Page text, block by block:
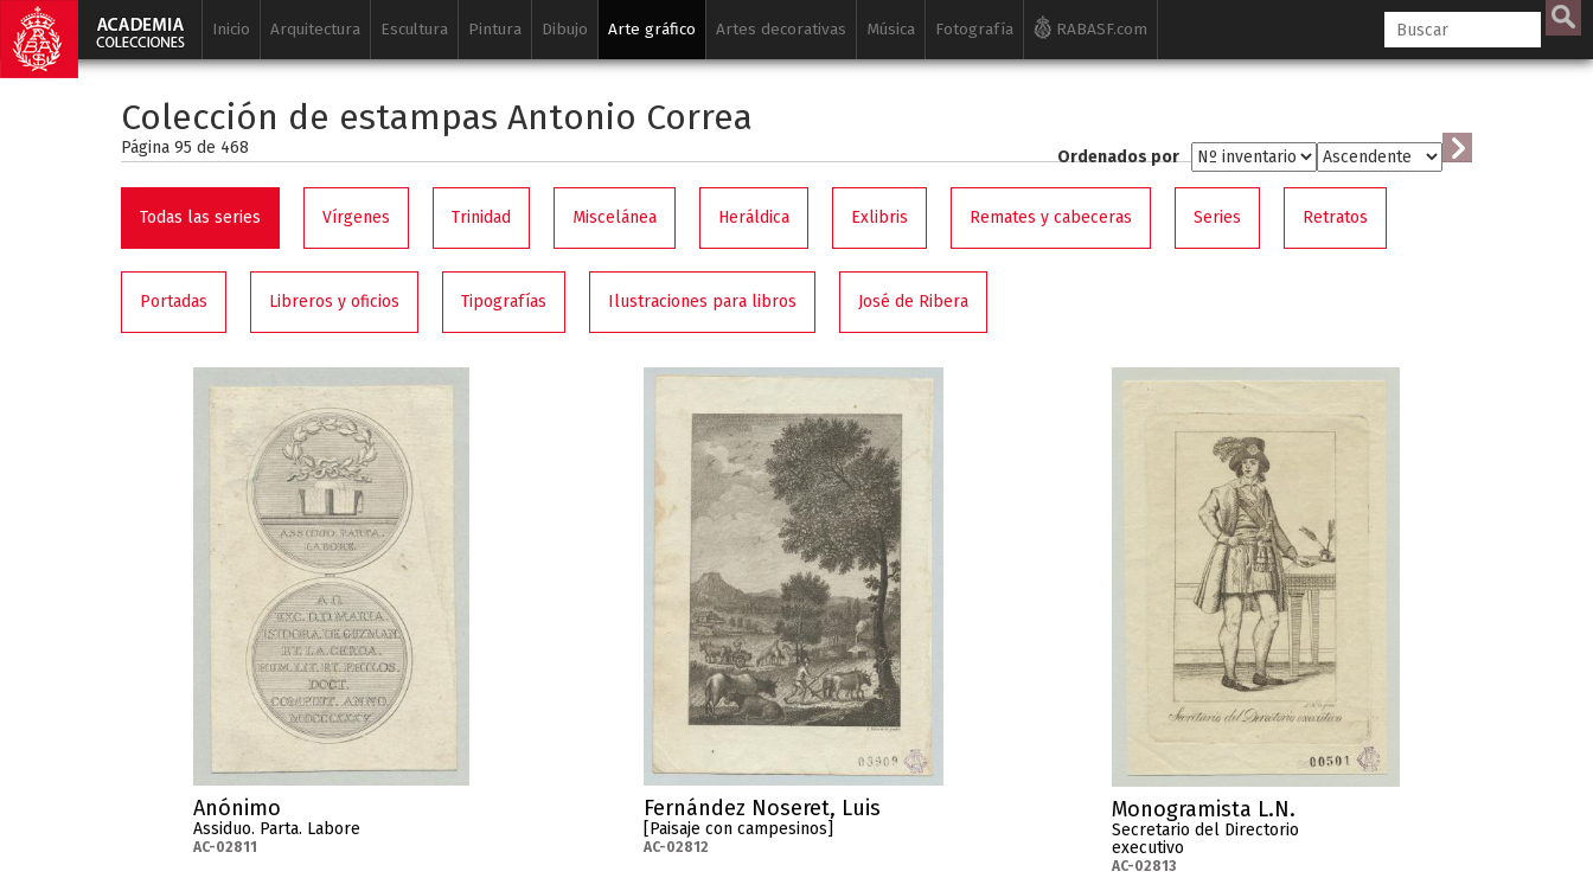
Inicio Arquitectura Escultura Pintura Dibujo Arte gráfico Artes decorativas Música Fotografía RABASF.com
Colección de estampas Antonio Correa
Página 95 de 468 Ordenados por
Todas las series Vírgenes Trinidad Miscelánea Heráldica Exlibris Remates y cabeceras Series Retratos
Portadas Libreros y oficios Tipografías Ilustraciones para libros José de Ribera
Anónimo
Assiduo. Parta. Labore
AC-02811
Fernández Noseret, Luis
[Paisaje con campesinos]
AC-02812
Monogramista L.N.
Secretario del Directorio
executivo
AC-02813